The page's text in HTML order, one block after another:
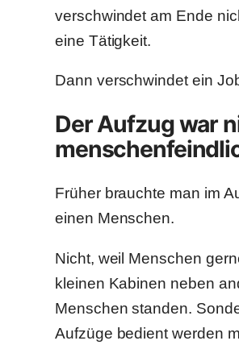
verschwindet am Ende
eine Tätigkeit.
Dann verschwindet ein
Der Aufzug war
Früher brauchte man im
einen Menschen.
Nicht, weil Menschen
kleinen Kabinen neben
Menschen standen.
Aufzüge bedient werden